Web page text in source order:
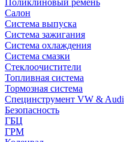
Поликлиновый ремень
Салон
Система выпуска
Система зажигания
Система охлаждения
Система смазки
Стеклоочистители
Топливная система
Тормозная система
Специнструмент VW & Audi
Безопасность
ГБЦ
ГРМ